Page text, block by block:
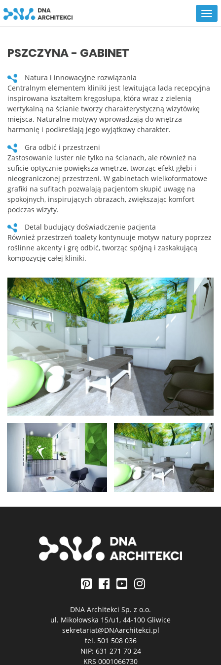
PSZCZYNA - GABINET
Natura i innowacyjne rozwiązania
Centralnym elementem kliniki jest lewitująca lada recepcyjna
inspirowana kształtem kręgosłupa, która wraz z zielenią
wertykalną na ścianie tworzy charakterystyczną wizytówkę
miejsca. Naturalne motywy wprowadzają do wnętrza
harmonię i podkreślają jego wyjątkowy charakter.
Gra odbić i przestrzeni
Zastosowanie luster nie tylko na ścianach, ale również na
suficie optycznie powiększa wnętrze, tworząc efekt głębi i
nieograniczonej przestrzeni. W gabinetach wielkoformatowe
grafiki na sufitach pozwalają pacjentom skupić uwagę na
spokojnych, inspirujących obrazach, zwiększając komfort
podczas wizyty.
Detal budujący doświadczenie pacjenta
Również przestrzeń toalety kontynuuje motyw natury poprzez
roślinne akcenty i grę odbić, tworząc spójną i zaskakującą
kompozycję całej kliniki.
DNA Architekci Sp. z o.o.
ul. Mikołowska 15/u1, 44-100 Gliwice
sekretariat@DNAarchitekci.pl
tel. 501 508 036
NIP: 631 271 70 24
KRS 0001066730